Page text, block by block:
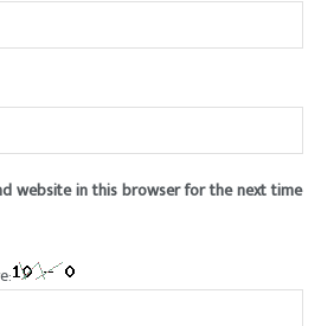
website in this browser for the next time